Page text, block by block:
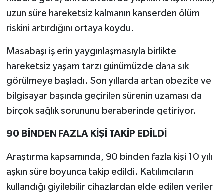
uzun süre hareketsiz kalmanın kanserden ölüm
riskini artırdığını ortaya koydu.
Masabaşı işlerin yaygınlaşmasıyla birlikte
hareketsiz yaşam tarzı günümüzde daha sık
görülmeye başladı. Son yıllarda artan obezite ve
bilgisayar başında geçirilen sürenin uzaması da
birçok sağlık sorununu beraberinde getiriyor.
90 BİNDEN FAZLA KİŞİ TAKİP EDİLDİ
Araştırma kapsamında, 90 binden fazla kişi 10 yılı
aşkın süre boyunca takip edildi. Katılımcıların
kullandığı giyilebilir cihazlardan elde edilen veriler
İlçeler
Köşe Yazıları
Kültür Sanat
Kütahya
Pazarlar